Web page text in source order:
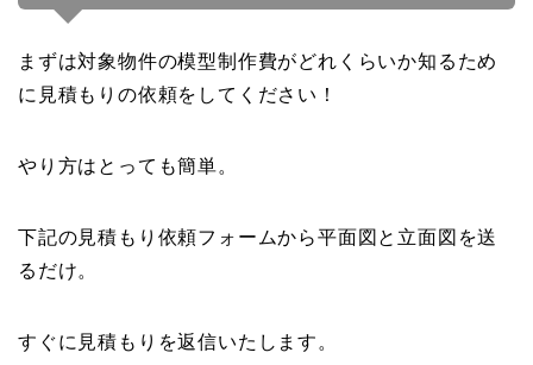
まずは対象物件の模型制作費がどれくらいか知るため
に見積もりの依頼をしてください！
やり方はとっても簡単。
下記の見積もり依頼フォームから平面図と立面図を送
るだけ。
すぐに見積もりを返信いたします。